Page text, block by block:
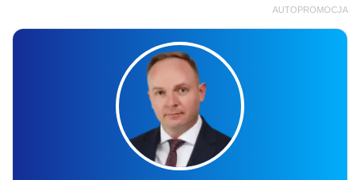
AUTOPROMOCJA